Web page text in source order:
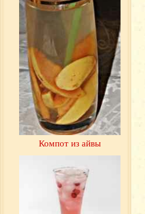
Компот из айвы